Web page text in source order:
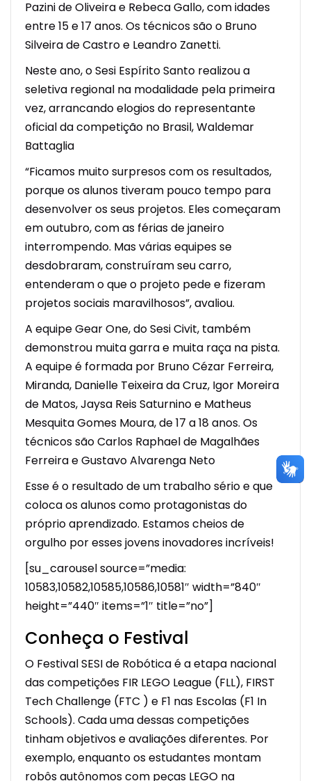
Pazini de Oliveira e Rebeca Gallo, com idades
entre 15 e 17 anos. Os técnicos são o Bruno
Silveira de Castro e Leandro Zanetti.
Neste ano, o Sesi Espírito Santo realizou a
seletiva regional na modalidade pela primeira
vez, arrancando elogios do representante
oficial da competição no Brasil, Waldemar
Battaglia
“Ficamos muito surpresos com os resultados,
porque os alunos tiveram pouco tempo para
desenvolver os seus projetos. Eles começaram
em outubro, com as férias de janeiro
interrompendo. Mas várias equipes se
desdobraram, construíram seu carro,
entenderam o que o projeto pede e fizeram
projetos sociais maravilhosos”, avaliou.
A equipe Gear One, do Sesi Civit, também
demonstrou muita garra e muita raça na pista.
A equipe é formada por Bruno Cézar Ferreira,
Miranda, Danielle Teixeira da Cruz, Igor Moreira
de Matos, Jaysa Reis Saturnino e Matheus
Mesquita Gomes Moura, de 17 a 18 anos. Os
técnicos são Carlos Raphael de Magalhães
Ferreira e Gustavo Alvarenga Neto
Esse é o resultado de um trabalho sério e que
coloca os alunos como protagonistas do
próprio aprendizado. Estamos cheios de
orgulho por esses jovens inovadores incríveis!
[su_carousel source=”media:
10583,10582,10585,10586,10581″ width=”840″
height=”440″ items=”1″ title=”no”]
Conheça o Festival
O Festival SESI de Robótica é a etapa nacional
das competições FIR LEGO League (FLL), FIRST
Tech Challenge (FTC ) e F1 nas Escolas (F1 In
Schools). Cada uma dessas competições
tinham objetivos e avaliações diferentes. Por
exemplo, enquanto os estudantes montam
robôs autônomos com peças LEGO na